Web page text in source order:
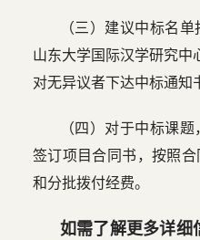
（三）建议中标名
山东大学国际汉学研究中
对无异议者下达中标通知
（四）对于中标课
签订项目合同书，按照
和分批拨付经费。
如需了解更多详细